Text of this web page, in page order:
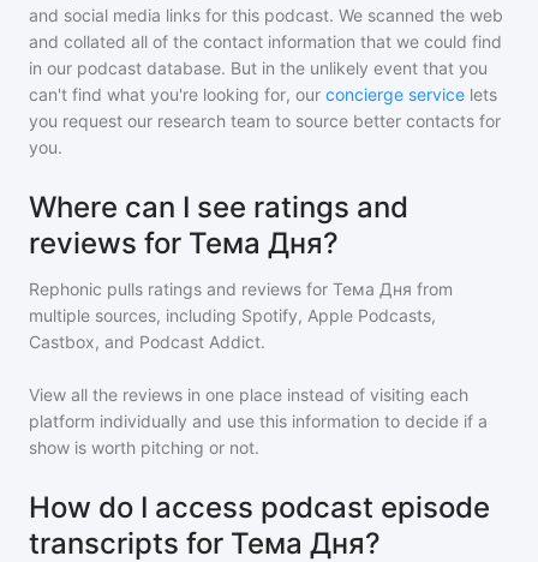
and social media links for this podcast. We scanned the web
and collated all of the contact information that we could find
in our podcast database. But in the unlikely event that you
can't find what you're looking for, our concierge service lets
you request our research team to source better contacts for
you.
Where can I see ratings and
reviews for Тема Дня?
Rephonic pulls ratings and reviews for Тема Дня from
multiple sources, including Spotify, Apple Podcasts,
Castbox, and Podcast Addict.
View all the reviews in one place instead of visiting each
platform individually and use this information to decide if a
show is worth pitching or not.
How do I access podcast episode
transcripts for Тема Дня?